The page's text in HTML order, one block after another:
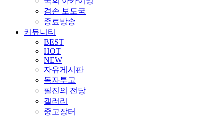
겸손 보도국
종료방송
커뮤니티
BEST
HOT
NEW
자유게시판
독자투고
필진의 전당
갤러리
중고장터